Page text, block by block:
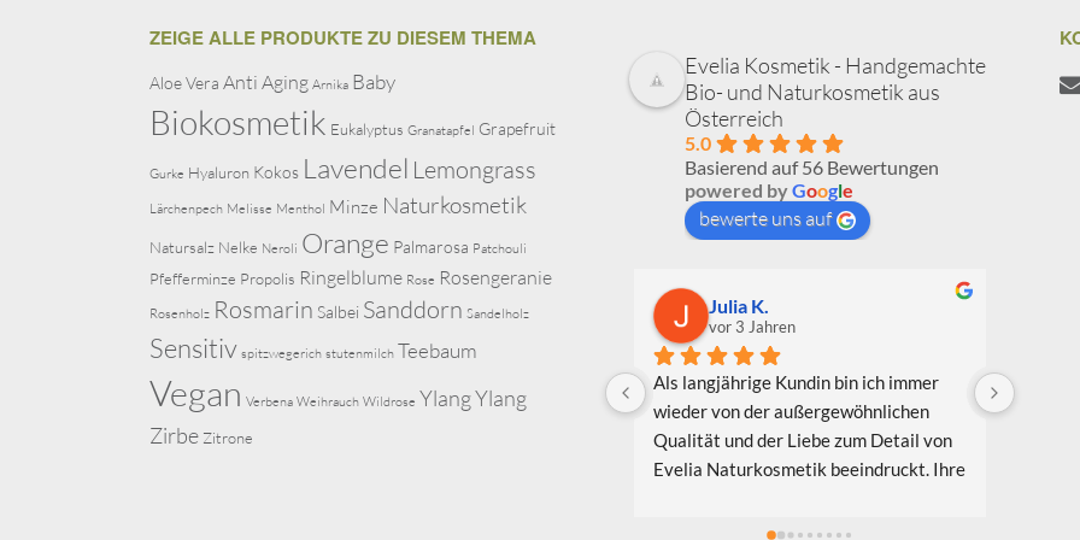
ZEIGE ALLE PRODUKTE ZU DIESEM THEMA
Aloe Vera Anti Aging Arnika Baby
Biokosmetik Eukalyptus Granatapfel Grapefruit
Gurke Hyaluron Kokos Lavendel Lemongrass
Lärchenpech Melisse Menthol Minze Naturkosmetik
Natursalz Nelke Neroli Orange Palmarosa Patchouli
Pfefferminze Propolis Ringelblume Rose Rosengeranie
Rosenholz Rosmarin Salbei Sanddorn Sandelholz
Sensitiv spitzwegerich stutenmilch Teebaum
Vegan Verbena Weihrauch Wildrose Ylang Ylang
Zirbe Zitrone
Evelia Kosmetik - Handgemachte
Bio- und Naturkosmetik aus
Österreich
5.0
Basierend auf 56 Bewertungen
powered byGoogle
bewerte uns auf
Julia K.
vor 3 Jahren
Als langjährige Kundin bin ich immer
wieder von der außergewöhnlichen
Qualität und der Liebe zum Detail von
Evelia Naturkosmetik beeindruckt. Ihre
natürlichen Inhaltsstoffen, die nicht nur